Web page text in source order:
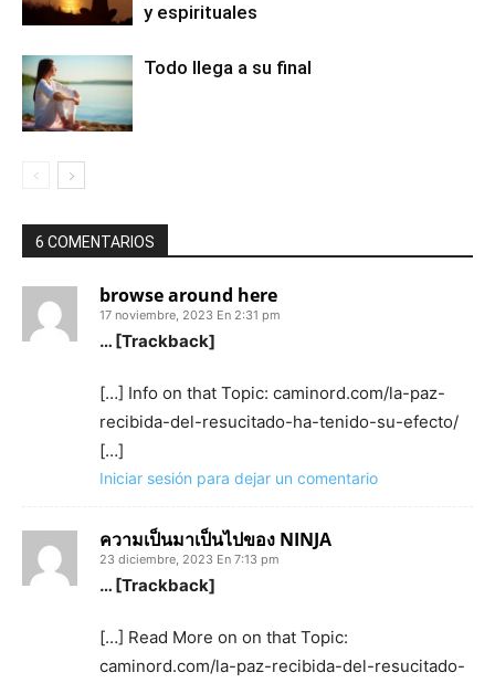
y espirituales
Todo llega a su final
6 COMENTARIOS
browse around here
17 noviembre, 2023 En 2:31 pm
… [Trackback]
[…] Info on that Topic: caminord.com/la-paz-
recibida-del-resucitado-ha-tenido-su-efecto/
[…]
Iniciar sesión para dejar un comentario
ความเป็นมาเป็นไปของ NINJA
23 diciembre, 2023 En 7:13 pm
… [Trackback]
[…] Read More on on that Topic:
caminord.com/la-paz-recibida-del-resucitado-